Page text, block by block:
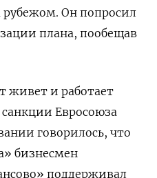
рубежом. Он попросил
плана, пообещав
живет и работает
Евросоюза
говорилось, что
бизнесмен
поддерживал